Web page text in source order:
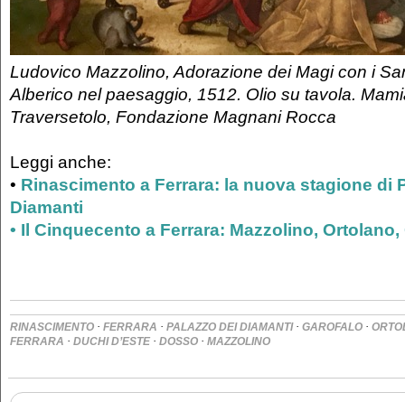
Ludovico Mazzolino, Adorazione dei Magi con i
Alberico nel paesaggio, 1512. Olio su tavola.
Traversetolo, Fondazione Magnani Rocca
Leggi anche:
• Rinascimento a Ferrara: la nuova stagione di
Diamanti
• Il Cinquecento a Ferrara: Mazzolino,
RINASCIMENTO · FERRARA · PALAZZO DEI DIAMANTI· GAROFALO ·
FERRARA · DUCHI D’ESTE · DOSSO · MAZZOLINO